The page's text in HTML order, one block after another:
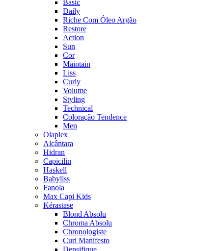
Basic
Daily
Riche Com Óleo Argão
Restore
Action
Sun
Cor
Maintain
Liss
Curly
Volume
Styling
Technical
Coloração Tendence
Men
Olaplex
Alcântara
Hidran
Capicilin
Haskell
Babyliss
Fanola
Max Capi Kids
Kérastase
Blond Absolu
Chroma Absolu
Chronologiste
Curl Manifesto
Densifique